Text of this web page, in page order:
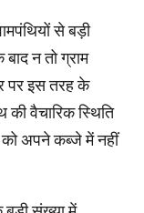
से बड़ी
न तो ग्राम
पर इस तरह के
की वैचारिक स्थिति
अपने कब्जे में नहीं